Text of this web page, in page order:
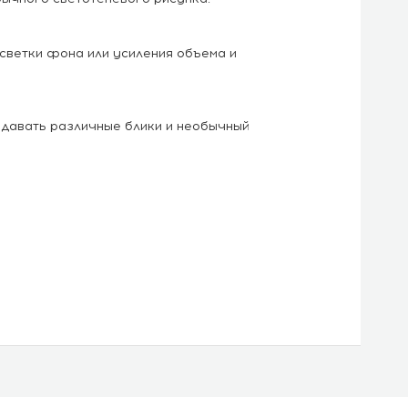
фона или усиления объема и
различные блики и необычный